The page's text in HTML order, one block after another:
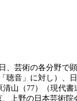
、芸術の各分野で
聴音」に対し）
清山（77）（現
上野の日本芸術院